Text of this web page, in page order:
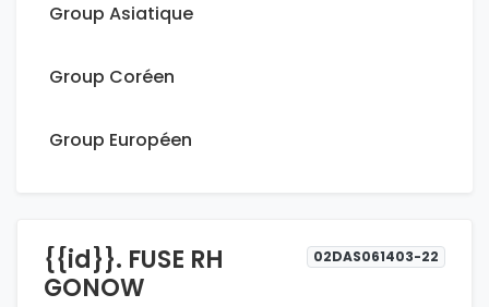
Group Asiatique
Group Coréen
Group Européen
{{id}}. FUSE RH
GONOW
02DAS061403-22